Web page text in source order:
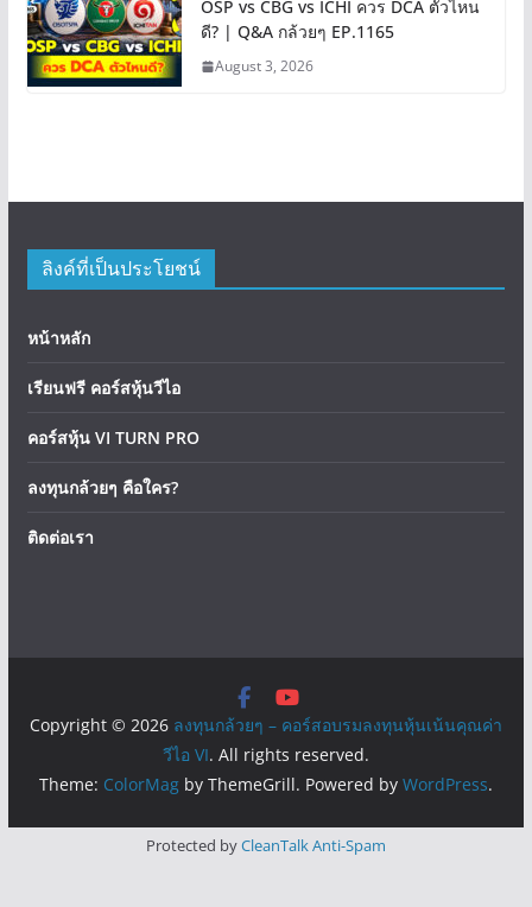
OSP vs CBG vs ICHI ควร DCA ตัวไหน
ดี? | Q&A กล้วยๆ EP.1165
August 3, 2026
ลิงค์ที่เป็นประโยชน์
หน้าหลัก
เรียนฟรี คอร์สหุ้นวีไอ
คอร์สหุ้น VI TURN PRO
ลงทุนกล้วยๆ คือใคร?
ติดต่อเรา
Copyright © 2026 ลงทุนกล้วยๆ – คอร์สอบรมลงทุนหุ้นเน้นคุณค่า
วีไอ VI. All rights reserved.
Theme: ColorMagby ThemeGrill. Powered by WordPress.
Protected byCleanTalk Anti-Spam